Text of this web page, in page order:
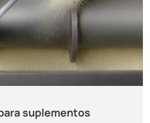
suplementos